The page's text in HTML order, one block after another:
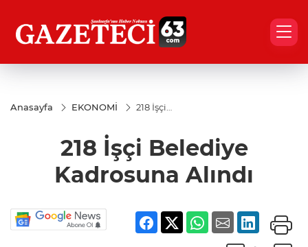
Anasayfa EKONOMİ
218 İşçi
Alındı
218 İşçi Belediye
Kadrosuna Alındı